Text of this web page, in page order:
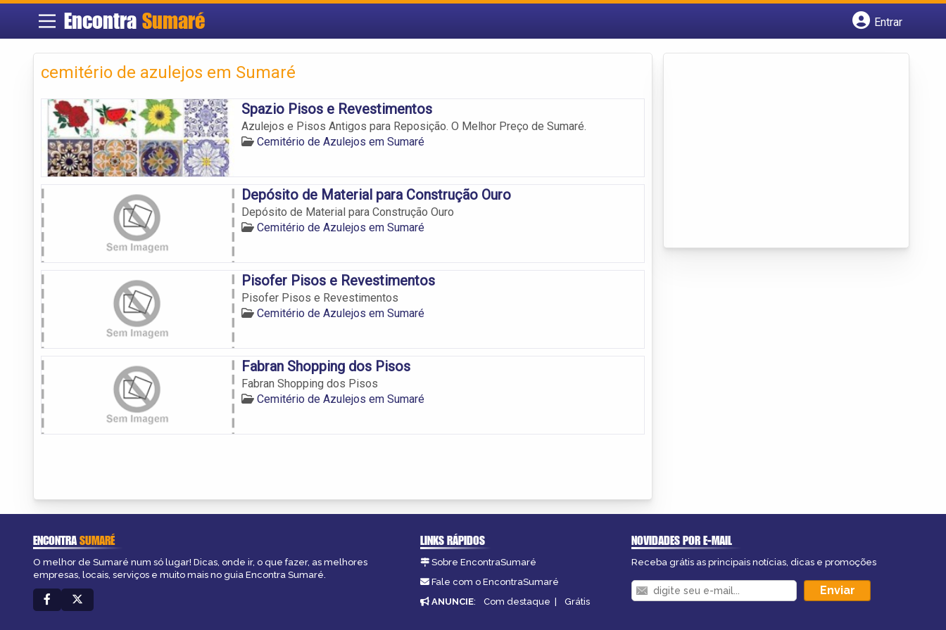
Encontra Sumaré
Entrar
cemitério de azulejos em Sumaré
Spazio Pisos e Revestimentos
Azulejos e Pisos Antigos para Reposição. O Melhor Preço de Sumaré.
Cemitério de Azulejos em Sumaré
Depósito de Material para Construção Ouro
Depósito de Material para Construção Ouro
Cemitério de Azulejos em Sumaré
Pisofer Pisos e Revestimentos
Pisofer Pisos e Revestimentos
Cemitério de Azulejos em Sumaré
Fabran Shopping dos Pisos
Fabran Shopping dos Pisos
Cemitério de Azulejos em Sumaré
ENCONTRASUMARÉ
O melhor de Sumaré num só lugar! Dicas, onde ir, o que fazer, as melhores
empresas, locais, serviços e muito mais no guia Encontra Sumaré.
LINKS RÁPIDOS
Sobre EncontraSumaré
Fale com o EncontraSumaré
ANUNCIE: Com destaque | Grátis
NOVIDADES POR E-MAIL
Receba grátis as principais notícias, dicas e promoções